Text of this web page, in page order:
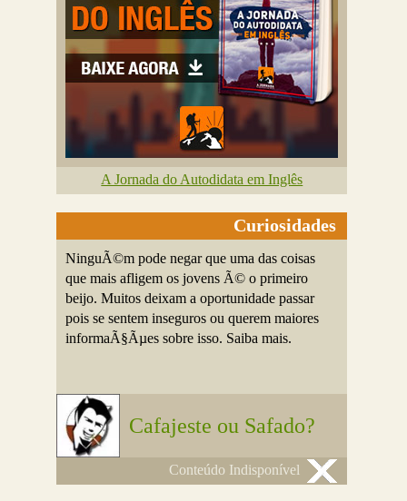
A Jornada do Autodidata em Inglês
Curiosidades
NinguÃ©m pode negar que uma das coisas
que mais afligem os jovens Ã© o primeiro
beijo. Muitos deixam a oportunidade passar
pois se sentem inseguros ou querem maiores
informaÃ§Ãµes sobre isso. Saiba mais.
Cafajeste ou Safado?
Conteúdo Indisponível